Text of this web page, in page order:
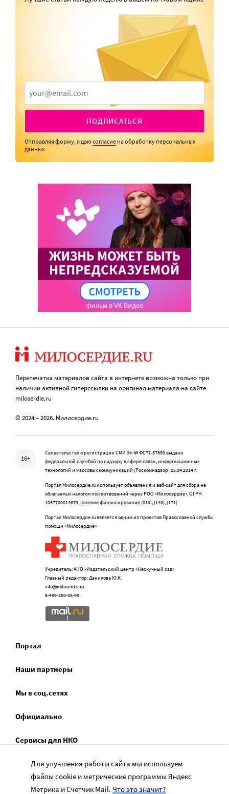
ПОДПИСАТЬСЯ
Отправляя форму, я даюсогласие на обработку персональных
данных
Перепечатка материалов сайта в интернете возможна только при
наличии активной гиперссылки на оригинал материала на сайте
miloserdie.ru
© 2024 – 2026. Милосердие.ru
16+
Свидетельство о регистрации СМИ Эл № ФС77-57850 выдано
федеральной службой по надзору в сфере связи, информационных
технологий и массовых коммуникаций (Роскомнадзор) 25.04.2014 г.
Портал Милосердие.ru использует объявления и веб-сайт для сбора не
облагаемых налогом пожертвований через РОО «Милосердие», ОГРН
1057700014679, Целевое финансирование (010), (140), (171)
Портал Милосердие.ru является одним из проектов Православной службы
помощи «Милосердие»
Учредитель: АНО «Издательский центр «Нескучный сад»
Главный редактор: Данилова Ю.К.
info@miloserdie.ru
8-499-350-05-95
Портал
Наши партнеры
Мы в соц.сетях
Официально
Сервисы для НКО
Спецпроекты
Социальное служение
Для улучшения работы сайта мы используем
файлы cookie и метрические программы Яндекс
Метрика и Счетчик Mail. Что это значит?